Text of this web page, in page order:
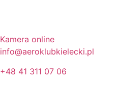
Kamera online
info@aeroklubkielecki.pl
+48 41 311 07 06